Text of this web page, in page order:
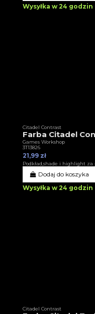
Wysyłka w 24 godzin
Citadel Contrast
Farba Citadel
Games Workshop
3T13826
21,99 zł
Podkład,shade i highlight za
Dodaj do koszyka
Wysyłka w 24 godzin
Citadel Contrast